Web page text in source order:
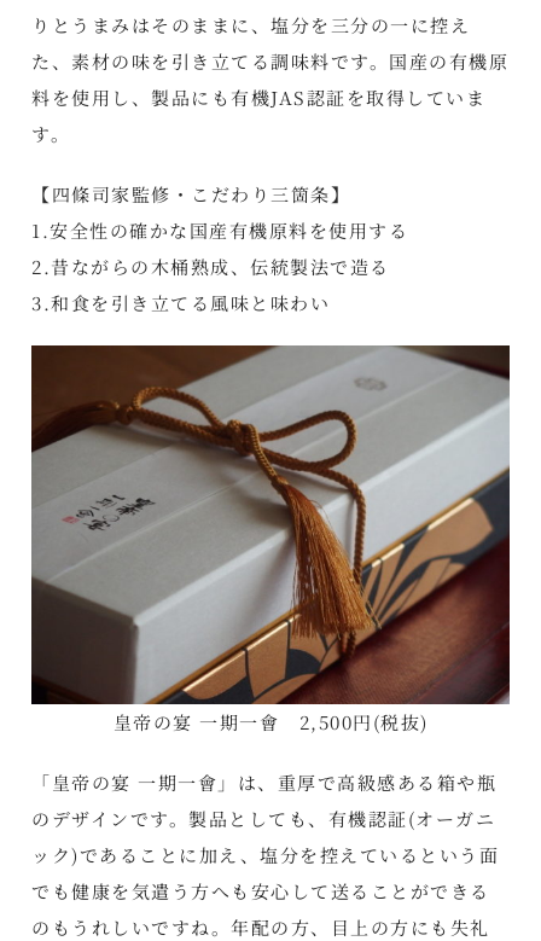
りとうまみはそのままに、塩分を三分の一に控え
た、素材の味を引き立てる調味料です。国産の有機原
料を使用し、製品にも有機JAS認証を取得していま
す。
【四條司家監修・こだわり三箇条】
1.安全性の確かな国産有機原料を使用する
2.昔ながらの木桶熟成、伝統製法で造る
3.和食を引き立てる風味と味わい
皇帝の宴 一期一會 2,500円(税抜)
「皇帝の宴 一期一會」は、重厚で高級感ある箱や瓶
のデザインです。製品としても、有機認証(オーガニ
ック)であることに加え、塩分を控えているという面
でも健康を気遣う方へも安心して送ることができる
のもうれしいですね。年配の方、目上の方にも失礼